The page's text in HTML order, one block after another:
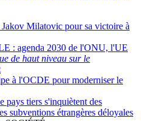
Milatovic pour sa victoire à
: agenda 2030 de l'ONU, l'UE
de haut niveau sur le
à l'OCDE pour moderniser le
pays tiers s'inquiètent des
subventions étrangères déloyales